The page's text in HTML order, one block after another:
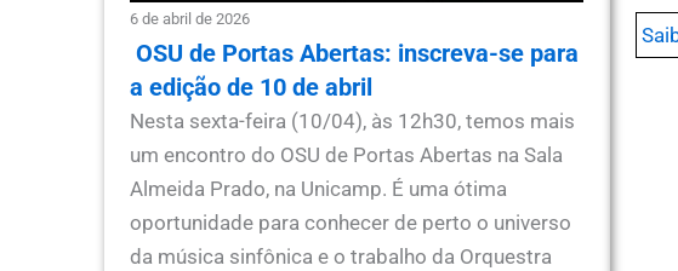
6 de abril de 2026
OSU de Portas Abertas: inscreva-se para
a edição de 10 de abril
Nesta sexta-feira (10/04), às 12h30, temos mais
um encontro do OSU de Portas Abertas na Sala
Almeida Prado, na Unicamp. É uma ótima
oportunidade para conhecer de perto o universo
da música sinfônica e o trabalho da Orquestra